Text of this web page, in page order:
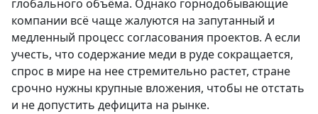
глобального объёма. Однако горнодобывающие
компании всё чаще жалуются на запутанный и
медленный процесс согласования проектов. А если
учесть, что содержание меди в руде сокращается,
спрос в мире на нее стремительно растет, стране
срочно нужны крупные вложения, чтобы не отстать
и не допустить дефицита на рынке.